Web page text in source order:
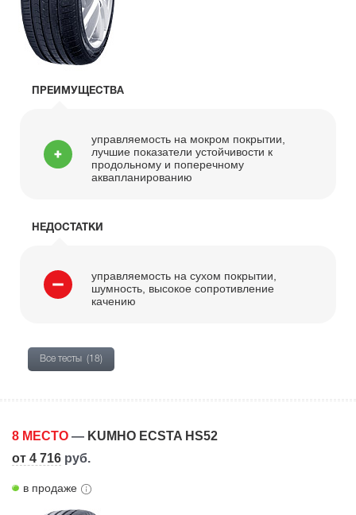
ПРЕИМУЩЕСТВА
управляемость на мокром покрытии,
лучшие показатели устойчивости к
продольному и поперечному
аквапланированию
НЕДОСТАТКИ
управляемость на сухом покрытии,
шумность, высокое сопротивление
качению
Все тесты (18)
8 МЕСТО — KUMHO ECSTA HS52
от 4 716 руб.
в продаже